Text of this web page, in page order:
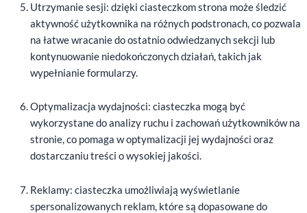
Utrzymanie sesji: dzięki ciasteczkom strona może śledzić
aktywność użytkownika na różnych podstronach, co pozwala
na łatwe wracanie do ostatnio odwiedzanych sekcji lub
kontynuowanie niedokończonych działań, takich jak
wypełnianie formularzy.
Optymalizacja wydajności: ciasteczka mogą być
wykorzystane do analizy ruchu i zachowań użytkowników na
stronie, co pomaga w optymalizacji jej wydajności oraz
dostarczaniu treści o wysokiej jakości.
Reklamy: ciasteczka umożliwiają wyświetlanie
spersonalizowanych reklam, które są dopasowane do